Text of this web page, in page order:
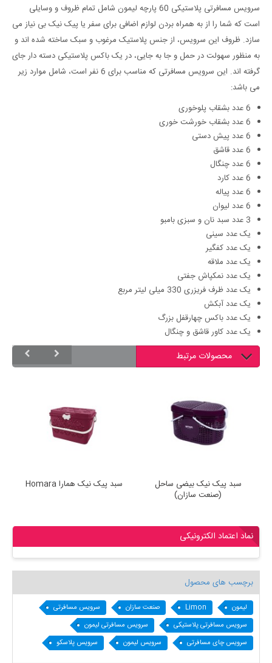
سرویس مسافرتی پلاستیکی 60 پارچه لیمون شامل تمام ظروف و وسایلی
است که شما را از به همراه بردن لوازم اضافی برای سفر یا پیک نیک بی نیاز می
سازد. ظروف این سرویس، از جنس پلاستیک مرغوب و سبک ساخته شده اند و
به منظور سهولت در حمل و جا به جایی، در یک باکس پلاستیکی دسته دار جای
گرفته اند. این سرویس مسافرتی که مناسب برای 6 نفر است، شامل موارد زیر
می باشد:
6 عدد بشقاب پلوخوری
6 عدد بشقاب خورشت خوری
6 عدد پیش دستی
6 عدد قاشق
6 عدد چنگال
6 عدد کارد
6 عدد پیاله
6 عدد لیوان
3 عدد سبد نان و سبزی بامبو
یک عدد سینی
یک عدد کفگیر
یک عدد ملاقه
یک عدد نمکپاش جفتی
یک عدد ظرف فریزری 330 میلی لیتر مربع
یک عدد آبکش
یک عدد باکس چهارقفل بزرگ
یک عدد کاور قاشق و چنگال
محصولات مرتبط
سبد پیک نیک همارا Homara
سبد پیک نیک بیضی ساحل
(صنعت سازان)
نماد اعتماد الکترونیکی
برچسب های محصول
لیمون Limon صنعت سازان
سرویس مسافرتی
سرویس مسافرتی پلاستیکی
سرویس مسافرتی لیمون
سرویس چای مسافرتی
سرویس لیمون سرویس پلاسکو